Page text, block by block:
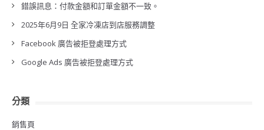
錯誤訊息：付款金額和訂單金額不一致。
2025年6月9日 全家冷凍店到店服務調整
Facebook 廣告被拒登處理方式
Google Ads 廣告被拒登處理方式
分類
銷售頁